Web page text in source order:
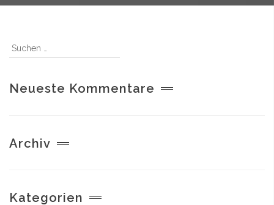
Neueste Kommentare
Archiv
Kategorien